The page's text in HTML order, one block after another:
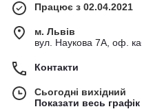
Працює з 02.04.2021
м. Львів
вул. Наукова 7А, оф.
Контакти
Сьогодні вихідний
Показати весь